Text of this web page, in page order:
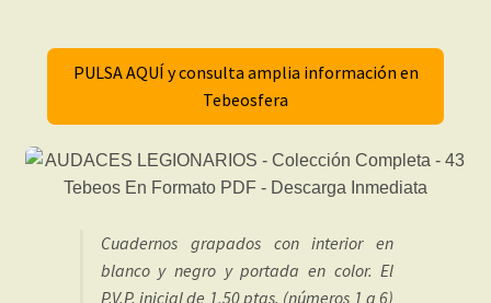
PULSA AQUÍ y consulta amplia información en
Tebeosfera
Cuadernos grapados con interior en
blanco y negro y portada en color. El
P.V.P. inicial de 1,50 ptas. (números 1 a 6)